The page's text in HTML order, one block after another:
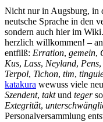
Nicht nur in Augsburg, in
neutsche Sprache in den
sondern auch hier im
herzlich willkommen! –
entfilß: Erration, gemein,
Kus, Lass, Neyland, Pens,
Terpol, Tichon, tim,
katakura wewuss viele
Szendent, taktund teger
Extegrität,
Personalversammlung